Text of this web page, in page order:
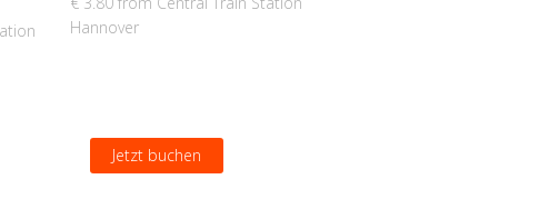
Hannover
Jetzt buchen